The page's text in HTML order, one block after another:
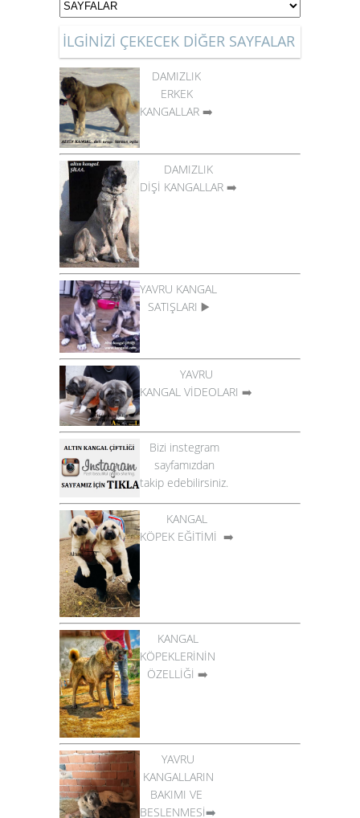
İLGİNİZİ ÇEKECEK DİĞER SAYFALAR
DAMIZLIK
ERKEK
KANGALLAR ➡️
DAMIZLIK
DİŞİ KANGALLAR ➡️
YAVRU KANGAL
SATIŞLARI ▶️
YAVRU
KANGAL VİDEOLARI ➡️
Bizi instegram
sayfamızdan
takip edebilirsiniz.
KANGAL
KÖPEK EĞİTİMİ ➡️
KANGAL
KÖPEKLERİNİN
ÖZELLİĞİ ➡️
YAVRU
KANGALLARIN
BAKIMI VE
BESLENMESİ➡️